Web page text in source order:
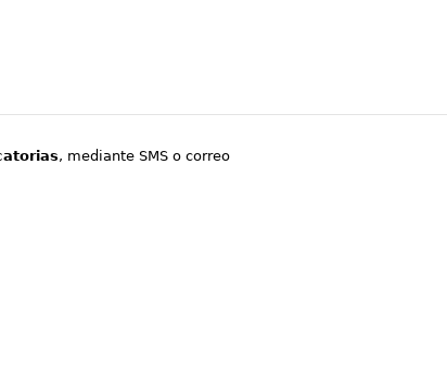
, mediante SMS o correo